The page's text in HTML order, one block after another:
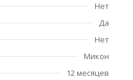
Нет
Да
Нет
Микон
12 месяцев